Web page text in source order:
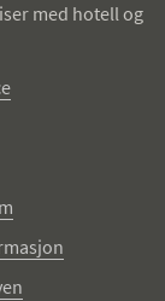
med hotell og